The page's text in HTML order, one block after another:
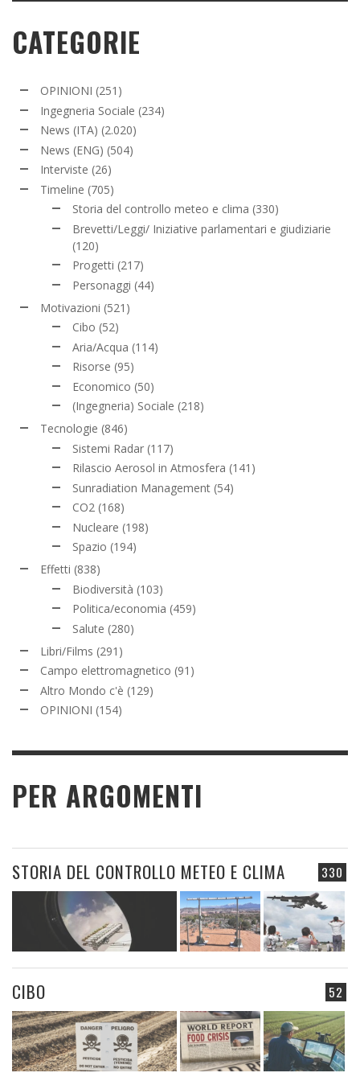
CATEGORIE
OPINIONI (251)
Ingegneria Sociale (234)
News (ITA) (2.020)
News (ENG) (504)
Interviste (26)
Timeline (705)
Storia del controllo meteo e clima (330)
Brevetti/Leggi/ Iniziative parlamentari e giudiziarie
(120)
Progetti (217)
Personaggi (44)
Motivazioni (521)
Cibo (52)
Aria/Acqua (114)
Risorse (95)
Economico (50)
(Ingegneria) Sociale (218)
Tecnologie (846)
Sistemi Radar (117)
Rilascio Aerosol in Atmosfera (141)
Sunradiation Management (54)
CO2 (168)
Nucleare (198)
Spazio (194)
Effetti (838)
Biodiversità (103)
Politica/economia (459)
Salute (280)
Libri/Films (291)
Campo elettromagnetico (91)
Altro Mondo c'è (129)
OPINIONI (154)
PER ARGOMENTI
330
STORIA DEL CONTROLLO METEO E CLIMA
52
CIBO